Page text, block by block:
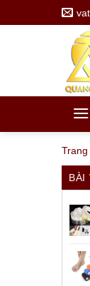
to
Trang
BÀI